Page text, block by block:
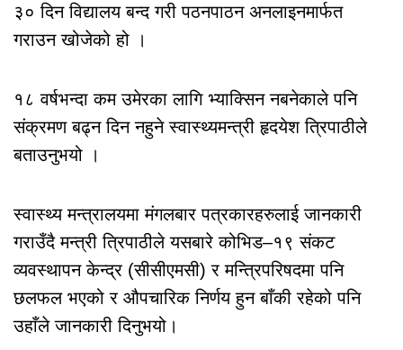
३० दिन विद्यालय बन्द गरी पठनपाठन अनलाइनमार्फत
गराउन खोजेको हो ।
१८ वर्षभन्दा कम उमेरका लागि भ्याक्सिन नबनेकाले पनि
संक्रमण बढ्न दिन नहुने स्वास्थ्यमन्त्री हृदयेश त्रिपाठीले
बताउनुभयो ।
स्वास्थ्य मन्त्रालयमा मंगलबार पत्रकारहरुलाई जानकारी
गराउँदै मन्त्री त्रिपाठीले यसबारे कोभिड–१९ संकट
व्यवस्थापन केन्द्र (सीसीएमसी) र मन्त्रिपरिषदमा पनि
छलफल भएको र औपचारिक निर्णय हुन बाँकी रहेको पनि
उहाँले जानकारी दिनुभयो।